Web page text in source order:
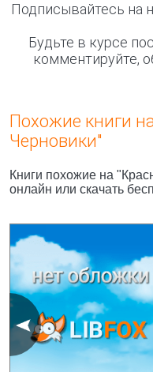
Подписывайтесь на
Будьте в курсе
комментируйте,
Похожие книги
Черновики"
Книги похожие на
онлайн или скачать